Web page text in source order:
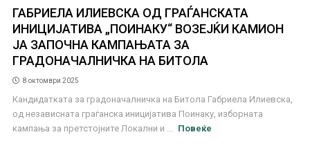
ГАБРИЕЛА ИЛИЕВСКА ОД ГРАЃАНСКАТА
ИНИЦИЈАТИВА „ПОИНАКУ“ ВОЗЕЈЌИ КАМИОН
ЈА ЗАПОЧНА КАМПАЊАТА ЗА
ГРАДОНАЧАЛНИЧКА НА БИТОЛА
8 октомври 2025
Кандидатката за градоначалничка на Битола Габриела Илиевска,
од независната граѓанска иницијатива Поинаку, изборната
кампања за претстојните Локални и ...
Повеќе